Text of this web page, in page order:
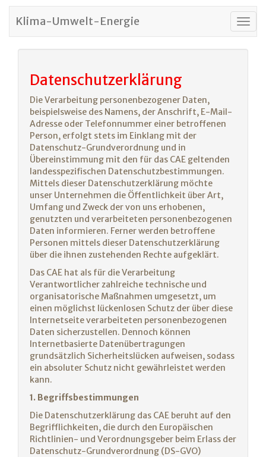
Klima-Umwelt-Energie
Datenschutzerklärung
Die Verarbeitung personenbezogener Daten,
beispielsweise des Namens, der Anschrift, E-Mail-
Adresse oder Telefonnummer einer betroffenen
Person, erfolgt stets im Einklang mit der
Datenschutz-Grundverordnung und in
Übereinstimmung mit den für das CAE geltenden
landesspezifischen Datenschutzbestimmungen.
Mittels dieser Datenschutzerklärung möchte
unser Unternehmen die Öffentlichkeit über Art,
Umfang und Zweck der von uns erhobenen,
genutzten und verarbeiteten personenbezogenen
Daten informieren. Ferner werden betroffene
Personen mittels dieser Datenschutzerklärung
über die ihnen zustehenden Rechte aufgeklärt.
Das CAE hat als für die Verarbeitung
Verantwortlicher zahlreiche technische und
organisatorische Maßnahmen umgesetzt, um
einen möglichst lückenlosen Schutz der über diese
Internetseite verarbeiteten personenbezogenen
Daten sicherzustellen. Dennoch können
Internetbasierte Datenübertragungen
grundsätzlich Sicherheitslücken aufweisen, sodass
ein absoluter Schutz nicht gewährleistet werden
kann.
1. Begriffsbestimmungen
Die Datenschutzerklärung das CAE beruht auf den
Begrifflichkeiten, die durch den Europäischen
Richtlinien- und Verordnungsgeber beim Erlass der
Datenschutz-Grundverordnung (DS-GVO)